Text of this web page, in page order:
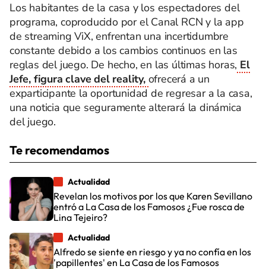
Los habitantes de la casa y los espectadores del
programa, coproducido por el Canal RCN y la app
de streaming ViX, enfrentan una incertidumbre
constante debido a los cambios continuos en las
reglas del juego. De hecho, en las últimas horas, El
Jefe, figura clave del reality, ofrecerá a un
exparticipante la oportunidad de regresar a la casa,
una noticia que seguramente alterará la dinámica
del juego.
Te recomendamos
Actualidad
Revelan los motivos por los que Karen Sevillano
entró a La Casa de los Famosos ¿Fue rosca de
Lina Tejeiro?
Actualidad
Alfredo se siente en riesgo y ya no confía en los
'papillentes' en La Casa de los Famosos